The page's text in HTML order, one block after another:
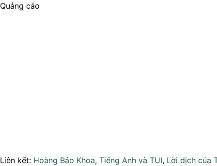
Quảng cáo
Liên kết: Hoàng Bảo Khoa, Tiếng Anh và TUI, Lời dịch của